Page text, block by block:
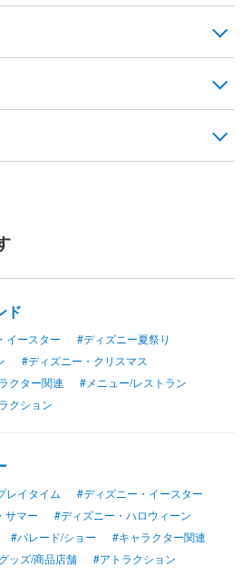
ド
イースター
#ディズニー夏祭り
#ディズニー・クリスマス
クター関連
#メニュー/レストラン
クション
レイタイム
#ディズニー・イースター
サマー
#ディズニー・ハロウィーン
#パレード/ショー
#キャラクター関連
ッズ/商品店舗 #アトラクション